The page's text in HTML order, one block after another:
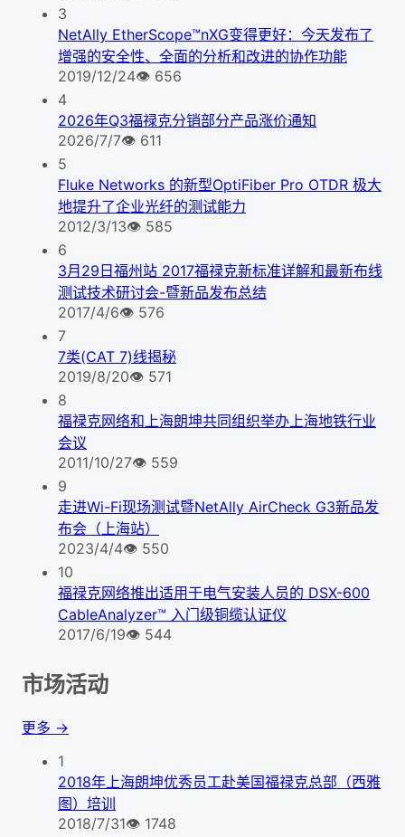
3
NetAlly EtherScope™nXG变得更好：今天发布了
增强的安全性、全面的分析和改进的协作功能
2019/12/24👁 656
4
2026年Q3福禄克分销部分产品涨价通知
2026/7/7👁 611
5
Fluke Networks 的新型OptiFiber Pro OTDR 极大
地提升了企业光纤的测试能力
2012/3/13👁 585
6
3月29日福州站 2017福禄克新标准详解和最新布线
测试技术研讨会-暨新品发布总结
2017/4/6👁 576
7
7类(CAT 7)线揭秘
2019/8/20👁 571
8
福禄克网络和上海朗坤共同组织举办上海地铁行业
会议
2011/10/27👁 559
9
走进Wi-Fi现场测试暨NetAlly AirCheck G3新品发
布会（上海站）
2023/4/4👁 550
10
福禄克网络推出适用于电气安装人员的 DSX-600
CableAnalyzer™ 入门级铜缆认证仪
2017/6/19👁 544
市场活动
更多 →
1
2018年上海朗坤优秀员工赴美国福禄克总部（西雅
图）培训
2018/7/31👁 1748